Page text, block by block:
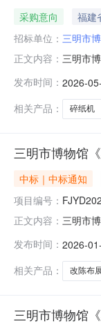
采购意向 福建
招标单位： 三明市
正文内容： 三明市
时间：
发布时间： 2026-
相关产品：
碎纸机
三明市博物馆
中标｜中标通知
项目编号：
正文内容： 三明市
商名称
商文件
发布时间： 2026-
相关产品：
改陈布
三明市博物馆